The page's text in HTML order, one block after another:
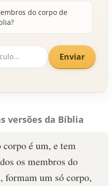
do corpo de
Enviar
versões da Bíblia
é um, e tem
os membros do
formam um só corpo,